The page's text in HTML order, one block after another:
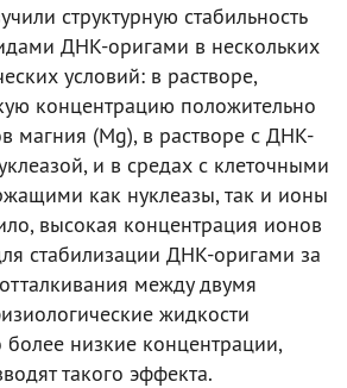
структурную стабильность
ДНК-оригами в нескольких
условий: в растворе,
концентрацию положительно
магния (Mg), в растворе с ДНК-
и в средах с клеточными
как нуклеазы, так и ионы
высокая концентрация ионов
стабилизации ДНК-оригами за
между двумя
жидкости
более низкие концентрации,
такого эффекта.